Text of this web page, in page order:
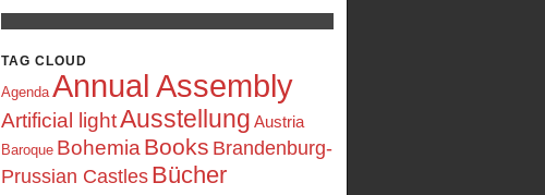
TAG CLOUD
Agenda Annual Assembly
Artificial lightAusstellung Austria
Baroque Bohemia Books Brandenburg-
Prussian Castles Bücher